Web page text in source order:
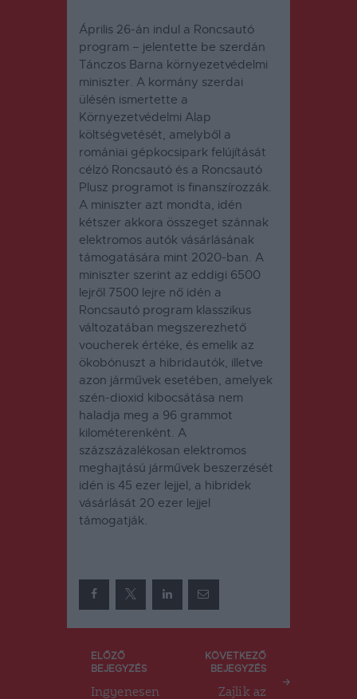
Április 26-án indul a Roncsautó
program – jelentette be szerdán
Tánczos Barna környezetvédelmi
miniszter. A kormány szerdai
ülésén ismertette a
Környezetvédelmi Alap
költségvetését, amelyből a
romániai gépkocsipark felújítását
célzó Roncsautó és a Roncsautó
Plusz programot is finanszírozzák.
A miniszter azt mondta, idén
kétszer akkora összeget szánnak
elektromos autók vásárlásának
támogatására mint 2020-ban. A
miniszter szerint az eddigi 6500
lejről 7500 lejre nő idén a
Roncsautó program klasszikus
változatában megszerezhető
voucherek értéke, és emelik az
ökobónuszt a hibridautók, illetve
azon járművek esetében, amelyek
szén-dioxid kibocsátása nem
haladja meg a 96 grammot
kilométerenként. A
százszázalékosan elektromos
meghajtású járművek beszerzését
idén is 45 ezer lejjel, a hibridek
vásárlását 20 ezer lejjel
támogatják.
Bejegyzés
navigáció
ELŐZŐ
BEJEGYZÉS
Ingyenesen
KÖVETKEZŐ
BEJEGYZÉS
Zajlik az